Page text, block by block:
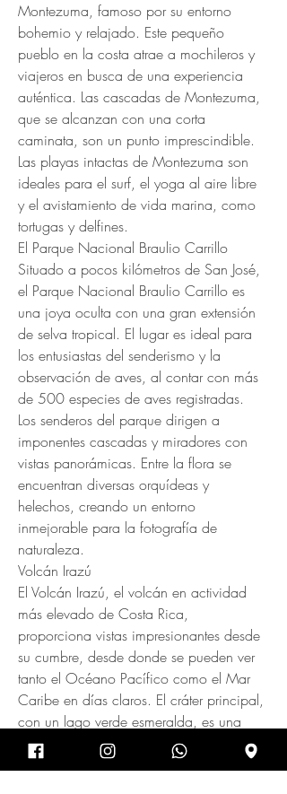
Montezuma, famoso por su entorno
bohemio y relajado. Este pequeño
pueblo en la costa atrae a mochileros y
viajeros en busca de una experiencia
auténtica. Las cascadas de Montezuma,
que se alcanzan con una corta
caminata, son un punto imprescindible.
Las playas intactas de Montezuma son
ideales para el surf, el yoga al aire libre
y el avistamiento de vida marina, como
tortugas y delfines.
El Parque Nacional Braulio Carrillo
Situado a pocos kilómetros de San José,
el Parque Nacional Braulio Carrillo es
una joya oculta con una gran extensión
de selva tropical. El lugar es ideal para
los entusiastas del senderismo y la
observación de aves, al contar con más
de 500 especies de aves registradas.
Los senderos del parque dirigen a
imponentes cascadas y miradores con
vistas panorámicas. Entre la flora se
encuentran diversas orquídeas y
helechos, creando un entorno
inmejorable para la fotografía de
naturaleza.
Volcán Irazú
El Volcán Irazú, el volcán en actividad
más elevado de Costa Rica,
proporciona vistas impresionantes desde
su cumbre, desde donde se pueden ver
tanto el Océano Pacífico como el Mar
Caribe en días claros. El cráter principal,
con un lago verde esmeralda, es una
maravilla de la naturaleza. El parque
nacional que rodea el volcán cuenta